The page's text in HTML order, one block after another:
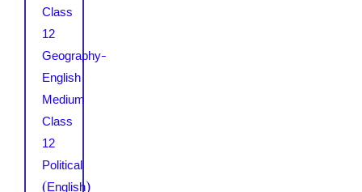
Class
12
Geography-
English
Medium
Class
12
Political
(English)